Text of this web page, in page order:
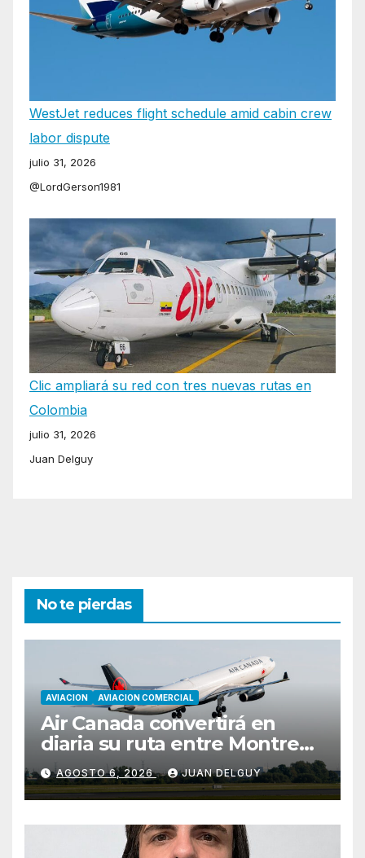
WestJet reduces flight schedule amid cabin crew
labor dispute
julio 31, 2026
@LordGerson1981
Clic ampliará su red con tres nuevas rutas en
Colombia
julio 31, 2026
Juan Delguy
No te pierdas
AVIACION AVIACION COMERCIAL
Air Canada convertirá en
diaria su ruta entre Montreal
y Ciudad de Guatemala
desde octubre
AGOSTO 6, 2026 JUAN DELGUY